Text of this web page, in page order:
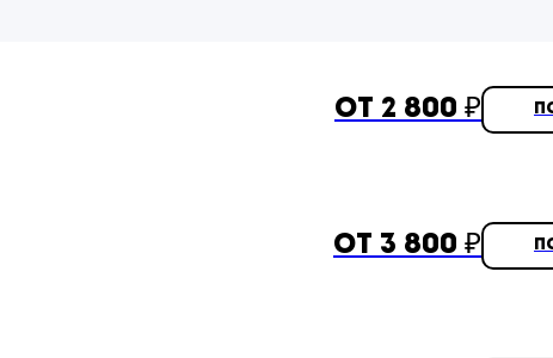
от 2 800 ₽
от 3 800 ₽